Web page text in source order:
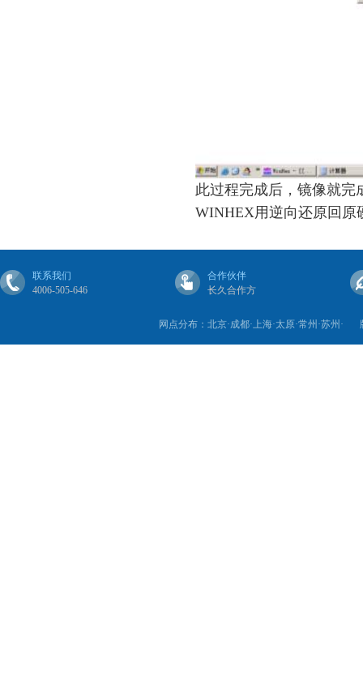
此过程完成后，镜像就完
WINHEX用逆向还原回原
联系我们
4006-505-646
合作伙伴
长久合作方
网点分布：北京·成都·上海·太原·常州·苏州·